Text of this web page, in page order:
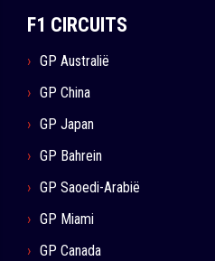
F1 CIRCUITS
GP Australië
GP China
GP Japan
GP Bahrein
GP Saoedi-Arabië
GP Miami
GP Canada